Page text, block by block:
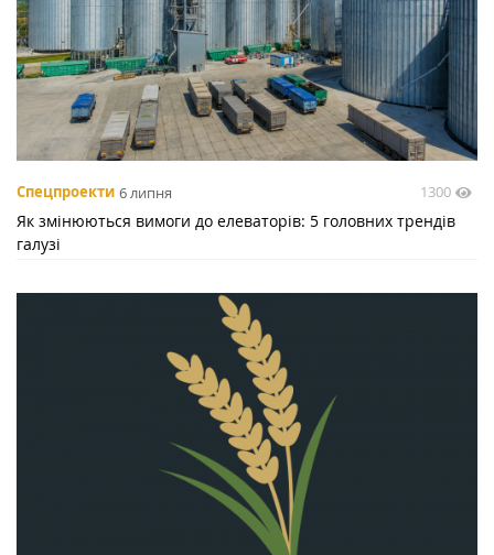
Спецпроекти 6 липня 1300
Як змінюються вимоги до елеваторів: 5 головних трендів
галузі